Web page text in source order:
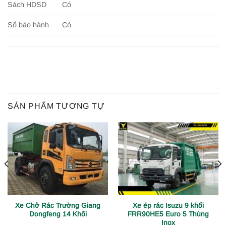
Sách HDSD Có
Sổ bảo hành Có
SẢN PHẨM TƯƠNG TỰ
Xe Chở Rác Trường Giang
Dongfeng 14 Khối
Xe ép rác Isuzu 9 khối
FRR90HE5 Euro 5 Thùng
Inox